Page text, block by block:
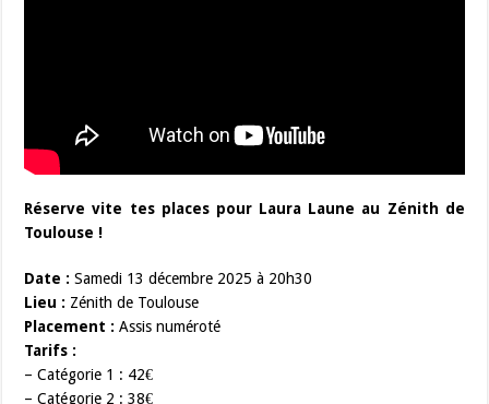
Réserve vite tes places pour Laura Laune au Zénith de
Toulouse !
Date : Samedi 13 décembre 2025 à 20h30
Lieu : Zénith de Toulouse
Placement : Assis numéroté
Tarifs :
– Catégorie 1 : 42€
– Catégorie 2 : 38€